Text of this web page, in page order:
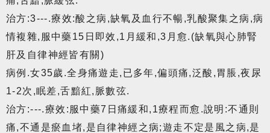
治方:3---.療效:酸之病,缺氧及血行不暢,乳酸聚集之病,病
情複雜,服中藥15日即效,1月緩和,3月愈.(缺氧與心肺腎
肝及自律神經皆有關)
病例.女35歲.全身痛遊走,已多年,偏頭痛,泛酸,胃脹,夜尿
1-2次,眠差,舌黯紅,脈數弦.
治方:---.療效:服中藥7日痛緩和,1療程而愈.說明:不通則
痛,不通是瘀血堵,是自律神經之病;遊走不定是風之病,是